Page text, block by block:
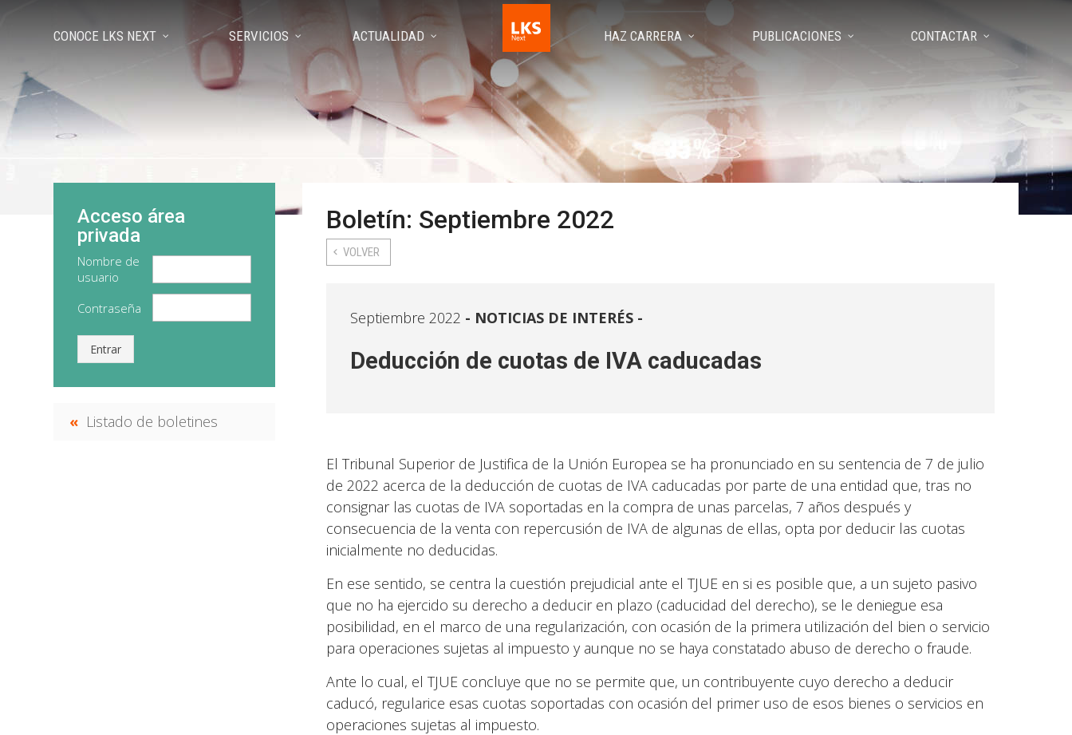
CONOCE LKS NEXT SERVICIOS ACTUALIDAD HAZ CARRERA PUBLICACIONES CONTACTAR
Boletín: Septiembre 2022
VOLVER
Septiembre 2022 NOTICIAS DE INTERÉS -
Deducción de cuotas de IVA caducadas
El Tribunal Superior de Justifica de la Unión Europea se ha pronunciado en su sentencia de 7 de julio
de 2022 acerca de la deducción de cuotas de IVA caducadas por parte de una entidad que, tras no
consignar las cuotas de IVA soportadas en la compra de unas parcelas, 7 años después y
consecuencia de la venta con repercusión de IVA de algunas de ellas, opta por deducir las cuotas
inicialmente no deducidas.
En ese sentido, se centra la cuestión prejudicial ante el TJUE en si es posible que, a un sujeto pasivo
que no ha ejercido su derecho a deducir en plazo (caducidad del derecho), se le deniegue esa
posibilidad, en el marco de una regularización, con ocasión de la primera utilización del bien o servicio
para operaciones sujetas al impuesto y aunque no se haya constatado abuso de derecho o fraude.
Ante lo cual, el TJUE concluye que no se permite que, un contribuyente cuyo derecho a deducir
caducó, regularice esas cuotas soportadas con ocasión del primer uso de esos bienes o servicios en
operaciones sujetas al impuesto.
Acceso área
privada
Nombre de
usuario
Contraseña
Entrar
Listado de boletines